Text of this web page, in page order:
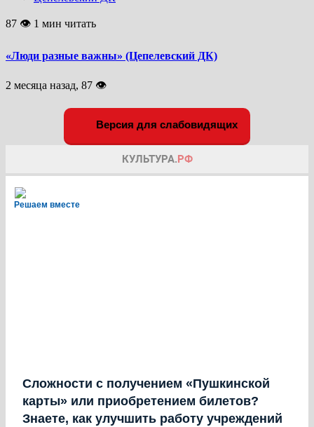
87 👁 1 мин читать
«Люди разные важны» (Цепелевский ДК)
2 месяца назад, 87 👁
Версия для слабовидящих
Решаем вместе
Сложности с получением «Пушкинской
карты» или приобретением билетов?
Знаете, как улучшить работу учреждений